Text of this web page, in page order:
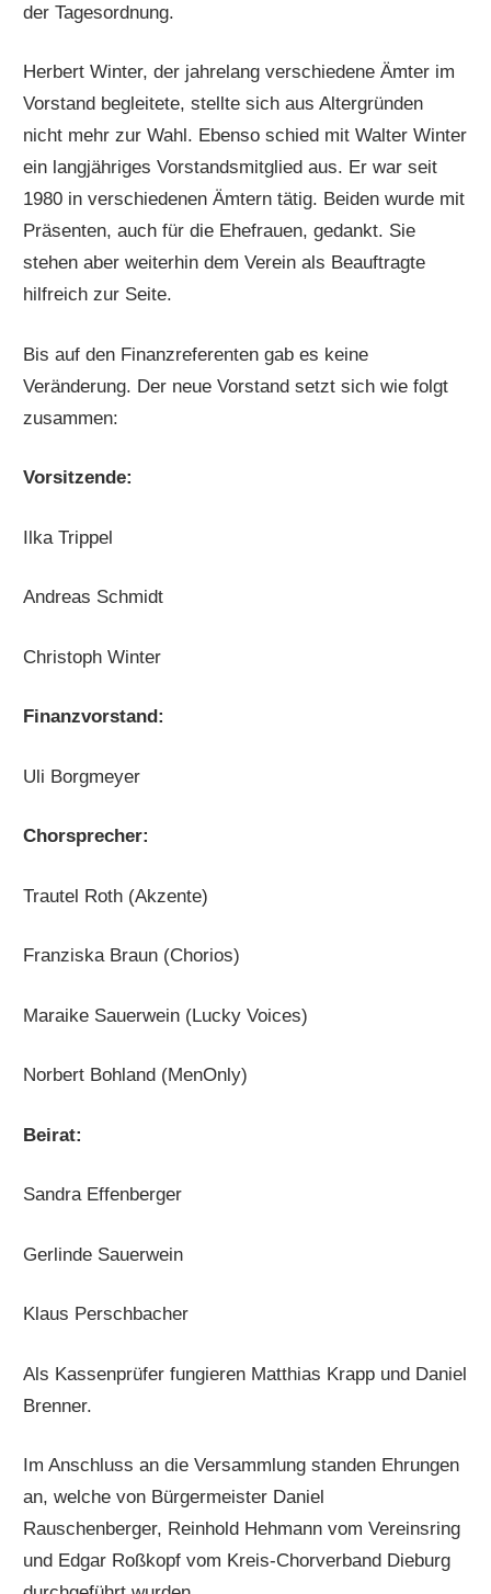
der Tagesordnung.
Herbert Winter, der jahrelang verschiedene Ämter im
Vorstand begleitete, stellte sich aus Altergründen
nicht mehr zur Wahl. Ebenso schied mit Walter Winter
ein langjähriges Vorstandsmitglied aus. Er war seit
1980 in verschiedenen Ämtern tätig. Beiden wurde mit
Präsenten, auch für die Ehefrauen, gedankt. Sie
stehen aber weiterhin dem Verein als Beauftragte
hilfreich zur Seite.
Bis auf den Finanzreferenten gab es keine
Veränderung. Der neue Vorstand setzt sich wie folgt
zusammen:
Vorsitzende:
Ilka Trippel
Andreas Schmidt
Christoph Winter
Finanzvorstand:
Uli Borgmeyer
Chorsprecher:
Trautel Roth (Akzente)
Franziska Braun (Chorios)
Maraike Sauerwein (Lucky Voices)
Norbert Bohland (MenOnly)
Beirat:
Sandra Effenberger
Gerlinde Sauerwein
Klaus Perschbacher
Als Kassenprüfer fungieren Matthias Krapp und Daniel
Brenner.
Im Anschluss an die Versammlung standen Ehrungen
an, welche von Bürgermeister Daniel
Rauschenberger, Reinhold Hehmann vom Vereinsring
und Edgar Roßkopf vom Kreis-Chorverband Dieburg